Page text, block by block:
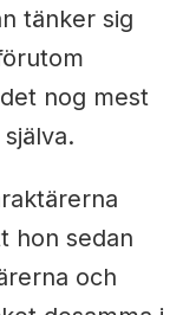
tänker sig
nog mest
hon sedan
och